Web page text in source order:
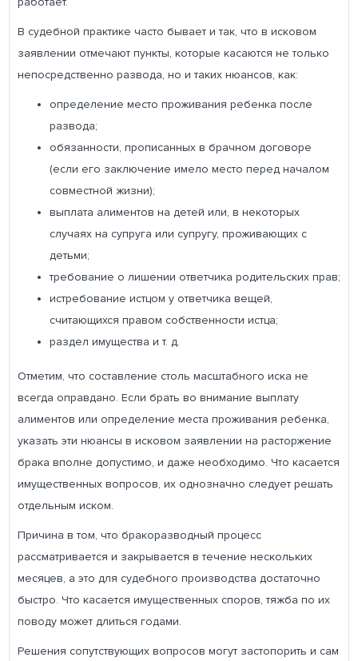
В судебной практике часто бывает и так, что в исковом
заявлении отмечают пункты, которые касаются не только
непосредственно развода, но и таких нюансов, как:
определение место проживания ребенка после
развода;
обязанности, прописанных в брачном договоре
(если его заключение имело место перед началом
совместной жизни);
выплата алиментов на детей или, в некоторых
случаях на супруга или супругу, проживающих с
детьми;
требование о лишении ответчика родительских прав;
истребование истцом у ответчика вещей,
считающихся правом собственности истца;
раздел имущества и т. д.
Отметим, что составление столь масштабного иска не
всегда оправдано. Если брать во внимание выплату
алиментов или определение места проживания ребенка,
указать эти нюансы в исковом заявлении на расторжение
брака вполне допустимо, и даже необходимо. Что касается
имущественных вопросов, их однозначно следует решать
отдельным иском.
Причина в том, что бракоразводный процесс
рассматривается и закрывается в течение нескольких
месяцев, а это для судебного производства достаточно
быстро. Что касается имущественных споров, тяжба по их
поводу может длиться годами.
Решения сопутствующих вопросов могут застопорить и сам